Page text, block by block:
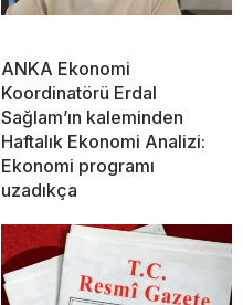
ANKA Ekonomi
Koordinatörü Erdal
Sağlam’ın kaleminden
Haftalık Ekonomi Analizi:
Ekonomi programı
uzadıkça